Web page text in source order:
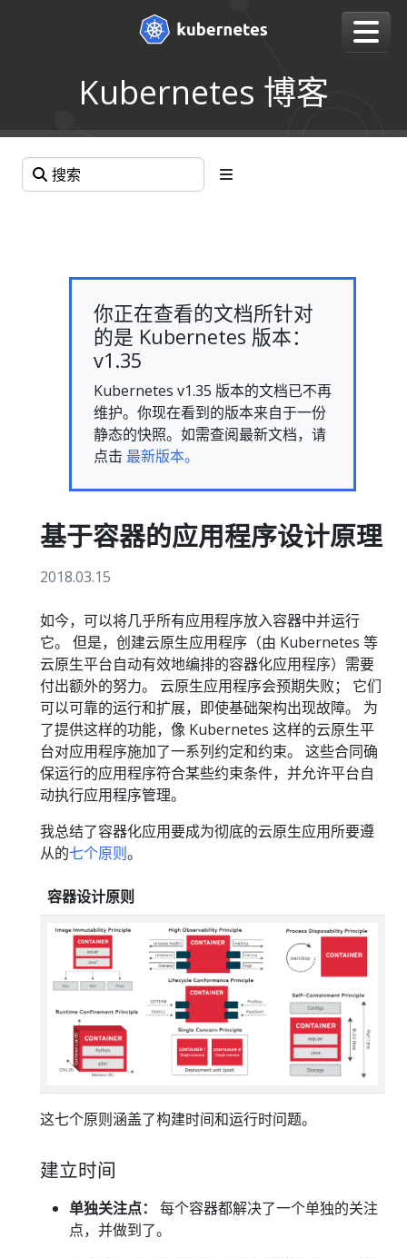
Kubernetes 博客
你正在查看的文档所针对
的是 Kubernetes 版本：
v1.35
Kubernetes v1.35 版本的文档已不再
维护。你现在看到的版本来自于一份
静态的快照。如需查阅最新文档，请
点击 最新版本。
基于容器的应用程序设计原理
2018.03.15
如今，可以将几乎所有应用程序放入容器中并运行
它。 但是，创建云原生应用程序（由 Kubernetes 等
云原生平台自动有效地编排的容器化应用程序）需要
付出额外的努力。 云原生应用程序会预期失败； 它们
可以可靠的运行和扩展，即使基础架构出现故障。 为
了提供这样的功能，像 Kubernetes 这样的云原生平
台对应用程序施加了一系列约定和约束。 这些合同确
保运行的应用程序符合某些约束条件，并允许平台自
动执行应用程序管理。
我总结了容器化应用要成为彻底的云原生应用所要遵
从的七个原则。
容器设计原则
这七个原则涵盖了构建时间和运行时问题。
建立时间
单独关注点：
每个容器都解决了一个单独的关注
点，并做到了。